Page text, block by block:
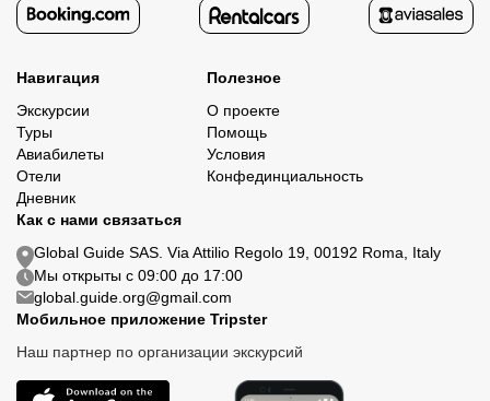
Навигация
Экскурсии
Туры
Авиабилеты
Отели
Дневник
Полезное
О проекте
Помощь
Условия
Конфединциальность
Как с нами связаться
Global Guide SAS. Via Attilio Regolo 19, 00192 Roma, Italy
Мы открыты с 09:00 до 17:00
global.guide.org@gmail.com
Мобильное приложение Tripster
Наш партнер по организации экскурсий